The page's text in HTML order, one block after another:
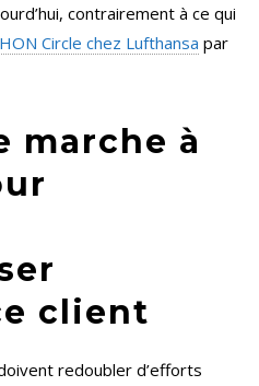
contrairement à ce qui
HON Circle chez Lufthansa par
marche à
client
redoubler d’efforts